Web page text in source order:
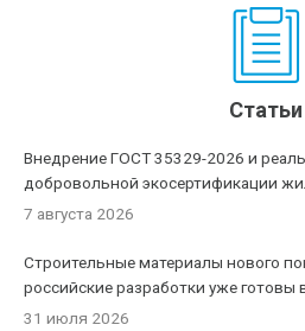
Статьи
Внедрение ГОСТ 35329-2026 и
добровольной экосертификации
7 августа 2026
Строительные материалы нового
российские разработки уже
31 июля 2026